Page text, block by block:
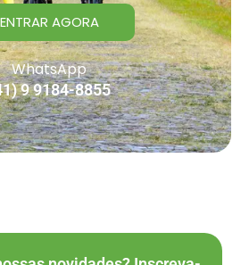
ENTRAR AGORA
WhatsApp
9 9184-8855